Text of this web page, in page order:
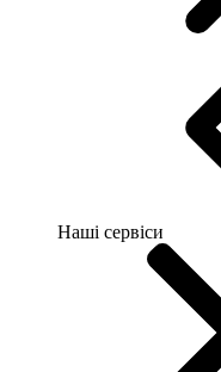
Наші сервіси